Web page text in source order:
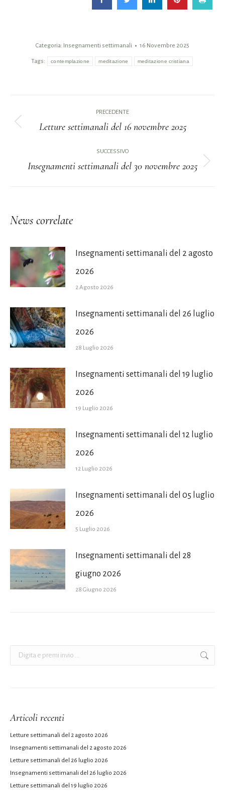
Categoria: Insegnamenti settimanali 16 Novembre 2025
Tags: contemplazione meditazione meditazione cristiana
tra
post
PRECEDENTE
Post
precedente:
Letture settimanali del 16 novembre 2025
SUCCESSIVO
Prossimo
Insegnamenti settimanali del 30 novembre 2025
News correlate
Insegnamenti settimanali del 2 agosto
2026
2 Agosto 2026
Insegnamenti settimanali del 26 luglio
2026
28 Luglio 2026
Insegnamenti settimanali del 19 luglio
2026
19 Luglio 2026
Insegnamenti settimanali del 12 luglio
2026
12 Luglio 2026
Insegnamenti settimanali del 05 luglio
2026
5 Luglio 2026
Insegnamenti settimanali del 28
giugno 2026
28 Giugno 2026
Articoli recenti
Letture settimanali del 2 agosto 2026
Insegnamenti settimanali del 2 agosto 2026
Letture settimanali del 26 luglio 2026
Insegnamenti settimanali del 26 luglio 2026
Letture settimanali del 19 luglio 2026